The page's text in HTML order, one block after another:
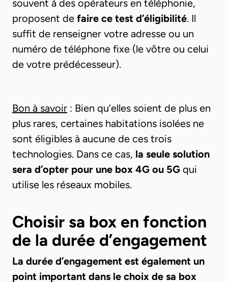
souvent à des opérateurs en téléphonie,
proposent de faire ce test d’éligibilité. Il
suffit de renseigner votre adresse ou un
numéro de téléphone fixe (le vôtre ou celui
de votre prédécesseur).
Bon à savoir : Bien qu’elles soient de plus en
plus rares, certaines habitations isolées ne
sont éligibles à aucune de ces trois
technologies. Dans ce cas, la seule solution
sera d’opter pour une box 4G ou 5G qui
utilise les réseaux mobiles.
Choisir sa box en fonction
de la durée d’engagement
La durée d’engagement est également un
point important dans le choix de sa box